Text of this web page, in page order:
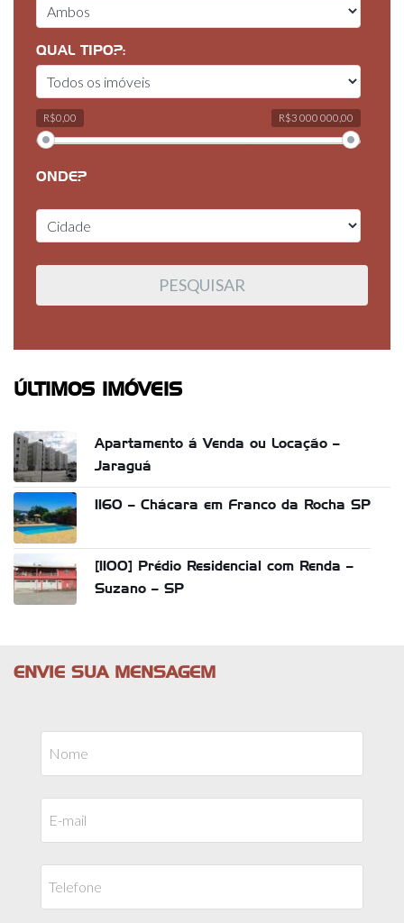
QUAL TIPO?:
R$0,00 R$3 000 000,00
ONDE?
ÚLTIMOS IMÓVEIS
Apartamento á Venda ou Locação –
Jaraguá
1160 – Chácara em Franco da Rocha SP
[1100] Prédio Residencial com Renda –
Suzano – SP
ENVIE SUA MENSAGEM